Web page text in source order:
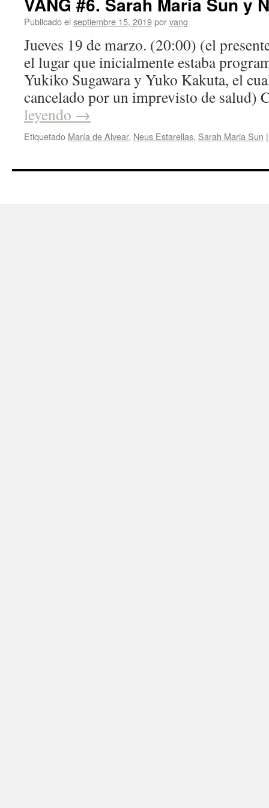
Publicado el septiembre 15, 2019porvang
Jueves 19 de marzo. (20:00) (el
el lugar que inicialmente estaba
Yukiko Sugawara y Yuko Kakuta, el
cancelado por un imprevisto de
leyendo →
Etiquetado María de Alvear, Neus Estarellas, Sarah Maria Sun |